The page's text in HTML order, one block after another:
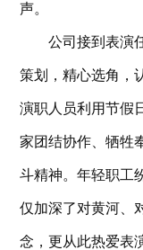
声。
公司接到表演
策划，精心选角，
演职人员利用节假
家团结协作、牺牲
斗精神。年轻职工
仅加深了对黄河、
念，更从此热爱表